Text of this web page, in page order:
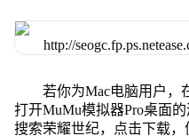
若你为Mac电脑用户，
打开MuMu模拟器Pro桌面
搜索荣耀世纪，点击下载，